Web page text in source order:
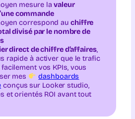
mesure lavaleur
commande
correspond au chiffre
divisé par le nombre de
direct de chiffre d’affaires,
rapide à activer que le trafic
vos KPIs, vous
mes
dashboards
conçus sur Looker studio,
et orientés ROI avant tout